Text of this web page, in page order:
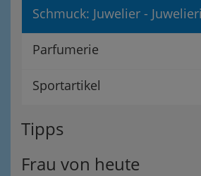
Schmuck: Juwelier -
Parfumerie
Sportartikel
Tipps
Frau von heute